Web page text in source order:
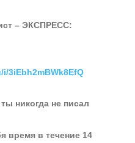
– ЭКСПРЕСС:
3iEbh2mBWk8EfQ
никогда не писал
время в течение 14